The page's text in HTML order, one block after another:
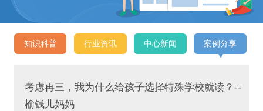
知识科普 行业资讯 中心新闻 案例分享
考虑再三，我为什么给孩子选择特殊学校就读？--
榆钱儿妈妈